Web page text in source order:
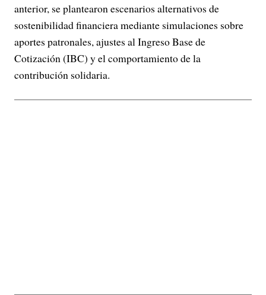
anterior, se plantearon escenarios alternativos de
sostenibilidad financiera mediante simulaciones sobre
aportes patronales, ajustes al Ingreso Base de
Cotización (IBC) y el comportamiento de la
contribución solidaria.